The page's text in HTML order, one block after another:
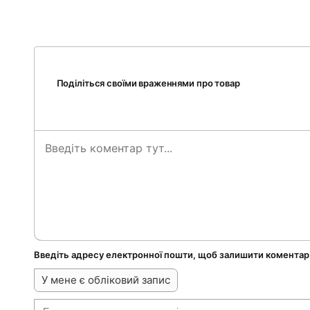
Поділіться своїми враженнями про товар
Введіть адресу електронної пошти, щоб залишити
У мене є обліковий запис